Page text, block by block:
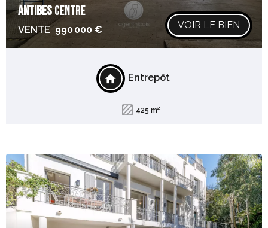
ANTIBESCENTRE
VENTE 990 000 € VOIR LE BIEN
Entrepôt
425 m²